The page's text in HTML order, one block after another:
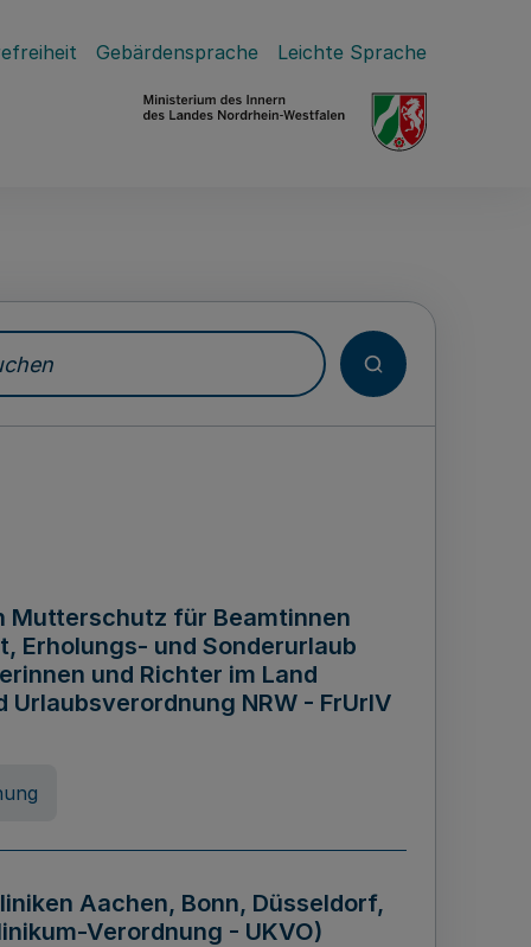
Gebärdensprache Leichte Sprache
Mutterschutz für Beamtinnen
Erholungs- und Sonderurlaub
und Richter im Land
NRW - FrUrlV
Aachen, Bonn, Düsseldorf,
Verordnung - UKVO)